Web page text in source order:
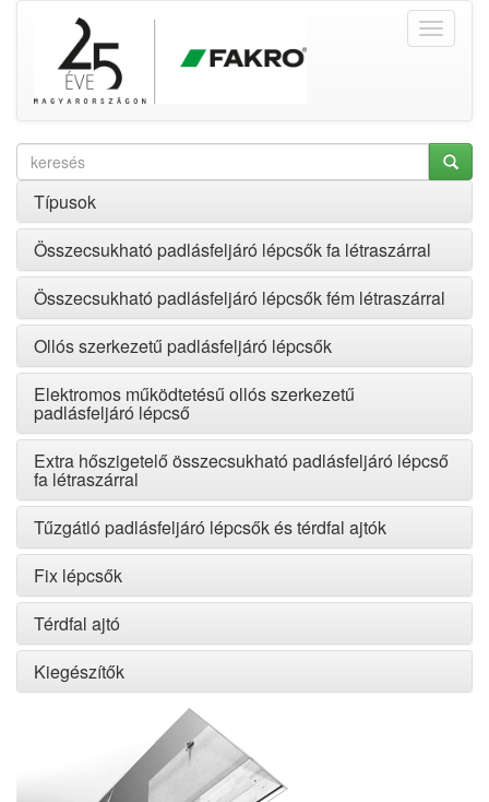
Típusok
Összecsukható padlásfeljáró lépcsők fa létraszárral
Összecsukható padlásfeljáró lépcsők fém létraszárral
Ollós szerkezetű padlásfeljáró lépcsők
Elektromos működtetésű ollós szerkezetű
padlásfeljáró lépcső
Extra hőszigetelő összecsukható padlásfeljáró lépcső
fa létraszárral
Tűzgátló padlásfeljáró lépcsők és térdfal ajtók
Fix lépcsők
Térdfal ajtó
Kiegészítők